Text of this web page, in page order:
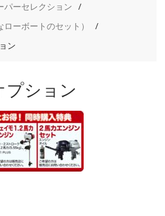
パーセレクション
ーボートのセット）
ン
プション